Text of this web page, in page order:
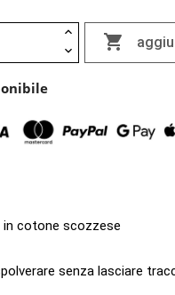

in cotone scozzese
senza lasciare